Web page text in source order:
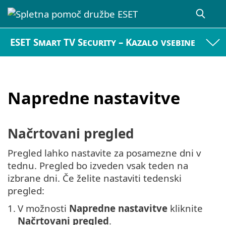
ESET Smart TV Security – Kazalo vsebine
Napredne nastavitve
Načrtovani pregled
Pregled lahko nastavite za posamezne dni v
tednu. Pregled bo izveden vsak teden na
izbrane dni. Če želite nastaviti tedenski
pregled:
1. V možnosti Napredne nastavitve kliknite
Načrtovani pregled.